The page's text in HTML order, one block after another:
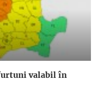
valabil în